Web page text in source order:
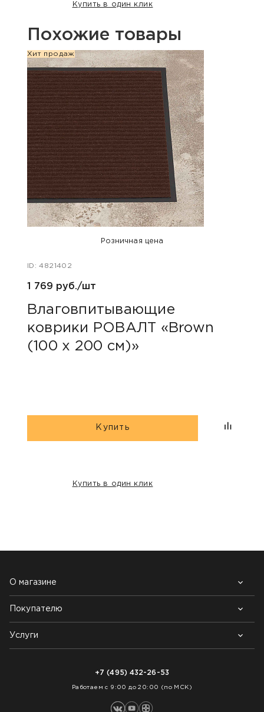
Купить в один клик
Похожие товары
Хит продаж
Розничная цена
ID: 4821402
1 769 руб./шт
Влаговпитывающие
коврики РОВАЛТ «Brown
(100 х 200 см)»
Купить
Купить в один клик
О магазине
Почему выбирают нас
Контакты
Блог
Покупателю
Возврат товара
Как заказать
Услуги
+7 (495) 432-26-53
Работаем с 9:00 до 20:00 (по МСК)